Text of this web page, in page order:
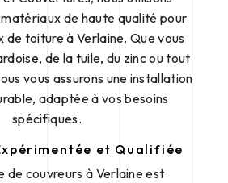
de haute qualité pour
de toiture à Verlaine. Que vous
de la tuile, du zinc ou tout
vous assurons une installation
adaptée à vos besoins
spécifiques.
et Qualifiée
de couvreurs à Verlaine est